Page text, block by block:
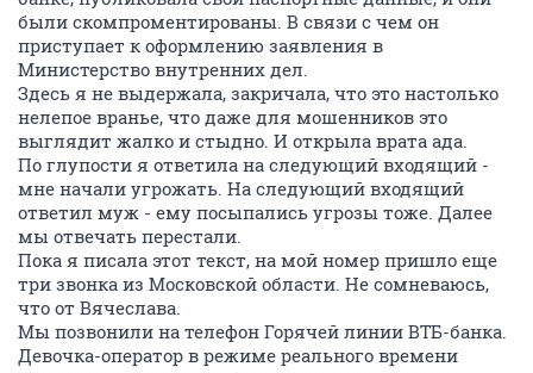
были скомпроментированы. В связи с чем он
приступает к оформлению заявления в
Министерство внутренних дел.
Здесь я не выдержала, закричала, что это настолько
нелепое вранье, что даже для мошенников это
выглядит жалко и стыдно. И открыла врата ада.
По глупости я ответила на следующий входящий -
мне начали угрожать. На следующий входящий
ответил муж - ему посыпались угрозы тоже. Далее
мы отвечать перестали.
Пока я писала этот текст, на мой номер пришло еще
три звонка из Московской области. Не сомневаюсь,
что от Вячеслава.
Мы позвонили на телефон Горячей линии ВТБ-банка.
Девочка-оператор в режиме реального времени